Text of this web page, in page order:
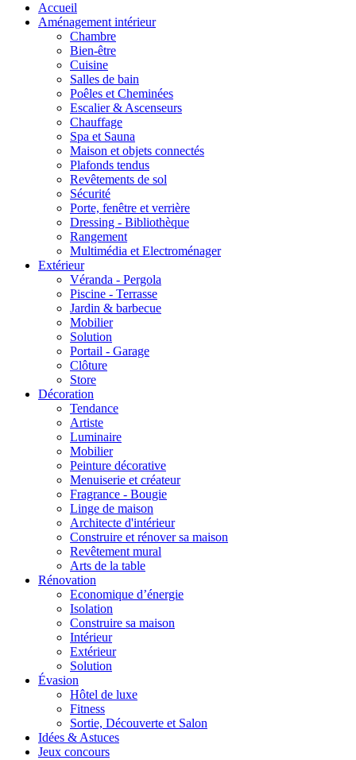
Accueil
Aménagement intérieur
Chambre
Bien-être
Cuisine
Salles de bain
Poêles et Cheminées
Escalier & Ascenseurs
Chauffage
Spa et Sauna
Maison et objets connectés
Plafonds tendus
Revêtements de sol
Sécurité
Porte, fenêtre et verrière
Dressing - Bibliothèque
Rangement
Multimédia et Electroménager
Extérieur
Véranda - Pergola
Piscine - Terrasse
Jardin & barbecue
Mobilier
Solution
Portail - Garage
Clôture
Store
Décoration
Tendance
Artiste
Luminaire
Mobilier
Peinture décorative
Menuiserie et créateur
Fragrance - Bougie
Linge de maison
Architecte d'intérieur
Construire et rénover sa maison
Revêtement mural
Arts de la table
Rénovation
Economique d’énergie
Isolation
Construire sa maison
Intérieur
Extérieur
Solution
Évasion
Hôtel de luxe
Fitness
Sortie, Découverte et Salon
Idées & Astuces
Jeux concours